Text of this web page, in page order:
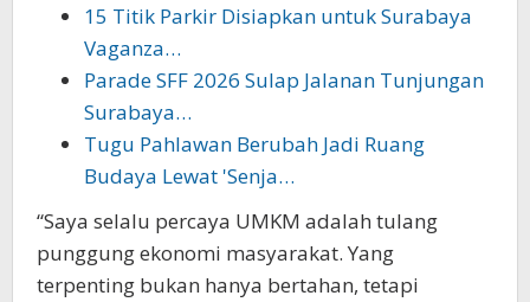
15 Titik Parkir Disiapkan untuk Surabaya
Vaganza…
Parade SFF 2026 Sulap Jalanan Tunjungan
Surabaya…
Tugu Pahlawan Berubah Jadi Ruang
Budaya Lewat 'Senja…
“Saya selalu percaya UMKM adalah tulang
punggung ekonomi masyarakat. Yang
terpenting bukan hanya bertahan, tetapi